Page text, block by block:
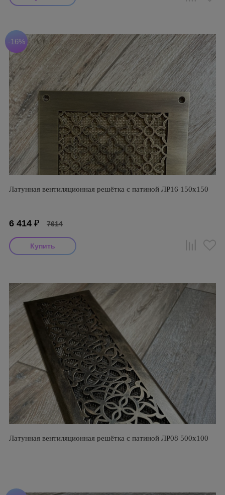
-16%
Латунная вентиляционная решётка с патиной ЛР16 150х150
6 414 ₽ 7614
Латунная вентиляционная решётка с патиной ЛР08 500х100